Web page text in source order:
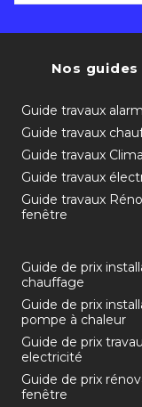
Nos
Guide travaux
Guide travaux
Guide travaux
Guide travaux
Guide travaux
fenêtre
Guide de prix
chauffage
Guide de prix
pompe à chaleur
Guide de prix
electricité
Guide de prix
fenêtre